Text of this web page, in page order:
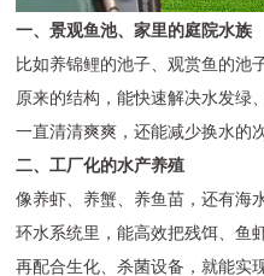
一、景观鱼池、家里的庭院水族
比如养锦鲤的池子、观赏鱼的池
原来的结构，能快速解决水发绿
一直清清爽爽，还能减少换水的
二、工厂化的水产养殖
像养虾、养蟹、养鱼苗，还有海
环水系统里，能高效把残饵、鱼
再配合生化、杀菌设备，就能实